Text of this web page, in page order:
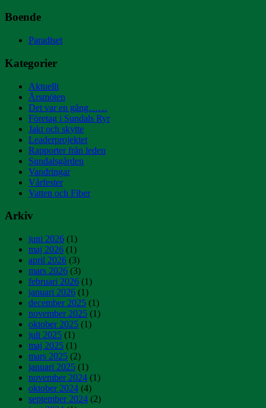
Boende
Paradiset
Kategorier
Aktuellt
Årsmöten
Det var en gång……
Företag i Sundals Ryr
Jakt och skytte
Leaderprojektet
Rapporter från leden
Sundalsgården
Vandringar
Vårfester
Vatten och Fiber
Arkiv
juni 2026 (1)
maj 2026 (1)
april 2026 (3)
mars 2026 (3)
februari 2026 (1)
januari 2026 (1)
december 2025 (1)
november 2025 (1)
oktober 2025 (1)
juli 2025 (1)
maj 2025 (1)
mars 2025 (2)
januari 2025 (1)
november 2024 (1)
oktober 2024 (4)
september 2024 (2)